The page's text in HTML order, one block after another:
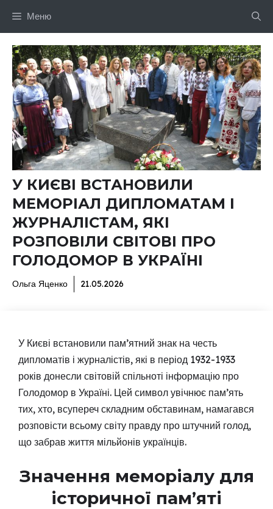
Меню
У КИЄВІ ВСТАНОВИЛИ
МЕМОРІАЛ ДИПЛОМАТАМ І
ЖУРНАЛІСТАМ, ЯКІ
РОЗПОВІЛИ СВІТОВІ ПРО
ГОЛОДОМОР В УКРАЇНІ
Ольга Яценко 21.05.2026
У Києві встановили пам’ятний знак на честь
дипломатів і журналістів, які в період 1932-1933
років донесли світовій спільноті інформацію про
Голодомор в Україні. Цей символ увічнює пам’ять
тих, хто, всупереч складним обставинам, намагався
розповісти всьому світу правду про штучний голод,
що забрав життя мільйонів українців.
Значення меморіалу для
історичної пам’яті